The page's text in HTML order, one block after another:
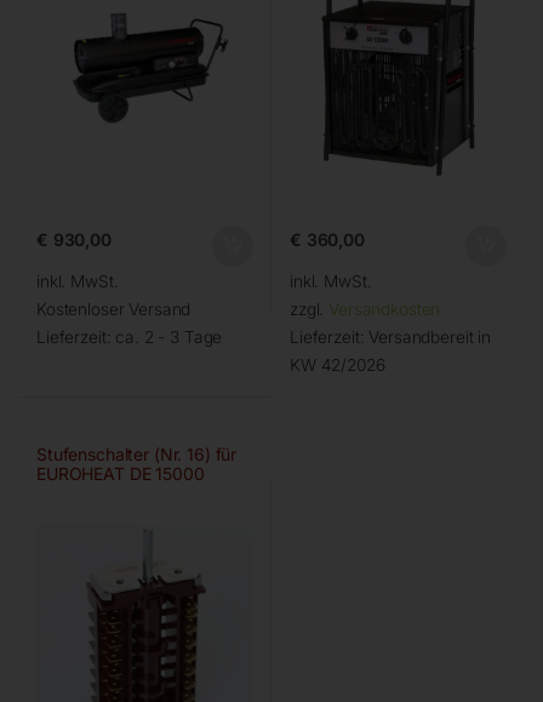
€ 930,00
inkl. MwSt.
Kostenloser Versand
Lieferzeit: ca. 2 - 3 Tage
€ 360,00
inkl. MwSt.
zzgl. Versandkosten
Lieferzeit: Versandbereit in
KW 42/2026
Stufenschalter (Nr. 16) für
EUROHEAT DE 15000